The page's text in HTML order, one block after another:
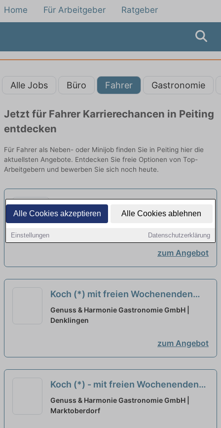
Alle Cookies akzeptieren Alle Cookies ablehnen
Einstellungen Datenschutzerklärung
Home Für Arbeitgeber Ratgeber
Alle Jobs Büro Fahrer Gastronomie
Jetzt für Fahrer Karrierechancen in Peiting
entdecken
Für Fahrer als Neben- oder Minijob finden Sie in Peiting hier die
aktuellsten Angebote. Entdecken Sie freie Optionen von Top-
Arbeitgebern und bewerben Sie sich noch heute.
LKW-Fahrer (m/w/d) - Minijob oder
Teilzeit neu
Neumann Mineralöle GmbH & Co. KG |
zum Angebot
Koch (*) mit freien Wochenenden
neu
Genuss & Harmonie Gastronomie GmbH |
Denklingen
zum Angebot
Koch (*) - mit freien Wochenenden
neu
Genuss & Harmonie Gastronomie GmbH |
Marktoberdorf